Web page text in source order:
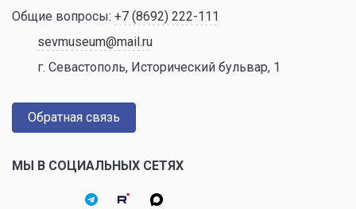
Общие вопросы: +7 (8692) 222-111
sevmuseum@mail.ru
г. Севастополь, Исторический бульвар, 1
Обратная связь
МЫ В СОЦИАЛЬНЫХ СЕТЯХ